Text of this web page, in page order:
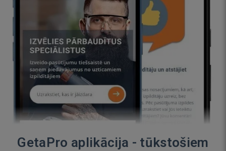
GetaPro aplikācija - tūkstošiem